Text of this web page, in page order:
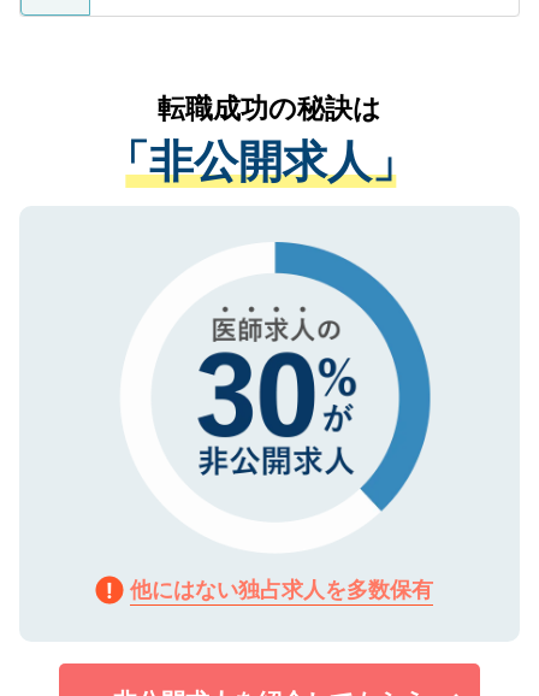
ているすべての個人データはご本人の許可
は、個人情報の取り扱いについての厳密な
管理基準を満たした事業者のみに付与され
る、プライバシーマークを取得済みです。
で、機密保持に関してもご安心ください。
かがいして、現在の医療機関の状況や紹介
経験をまじえながら、適切なアドバイスを
させていただきます。すぐにご転職をされ
ない方には、長期的なサポートが可能です
ので、まずはご登録ください。
転職成功の秘訣は
「非公開求人」
他にはない独占求人を多数保有